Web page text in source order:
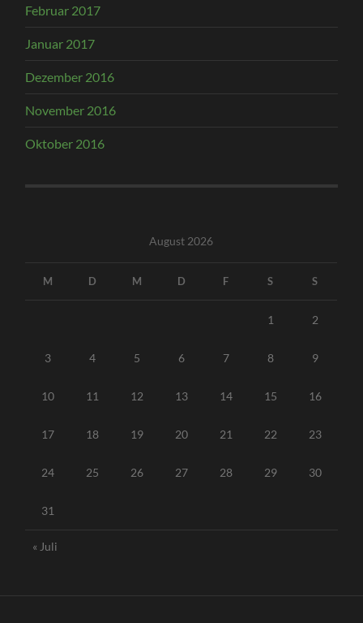
Februar 2017
Januar 2017
Dezember 2016
November 2016
Oktober 2016
August 2026
M D M D F S S
1 2
3 4 5 6 7 8 9
10 11 12 13 14 15 16
17 18 19 20 21 22 23
24 25 26 27 28 29 30
31
« Juli